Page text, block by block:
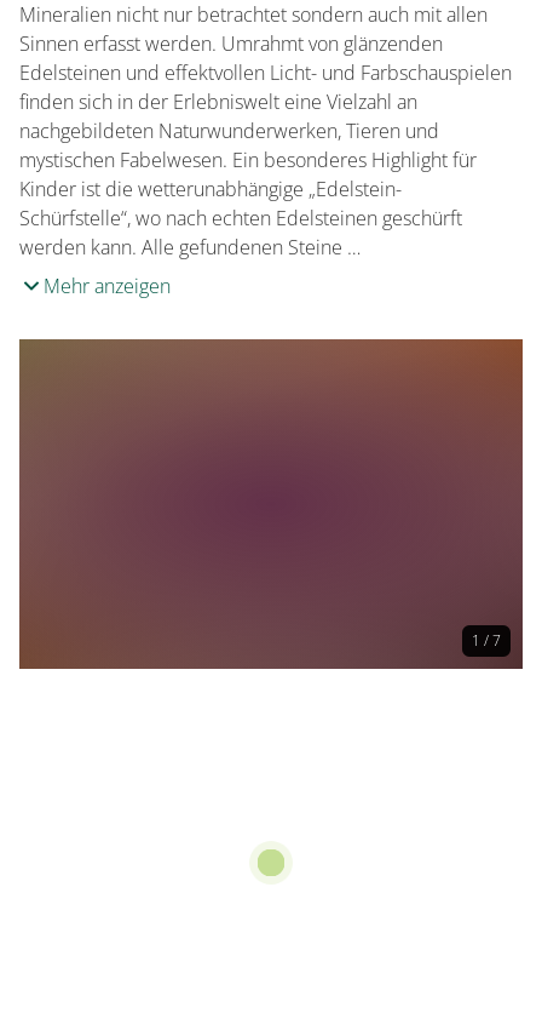
Mineralien nicht nur betrachtet sondern auch mit allen
Sinnen erfasst werden. Umrahmt von glänzenden
Edelsteinen und effektvollen Licht- und Farbschauspielen
finden sich in der Erlebniswelt eine Vielzahl an
nachgebildeten Naturwunderwerken, Tieren und
mystischen Fabelwesen. Ein besonderes Highlight für
Kinder ist die wetterunabhängige „Edelstein-
Schürfstelle“, wo nach echten Edelsteinen geschürft
werden kann. Alle gefundenen Steine …
Mehr anzeigen
1 / 7